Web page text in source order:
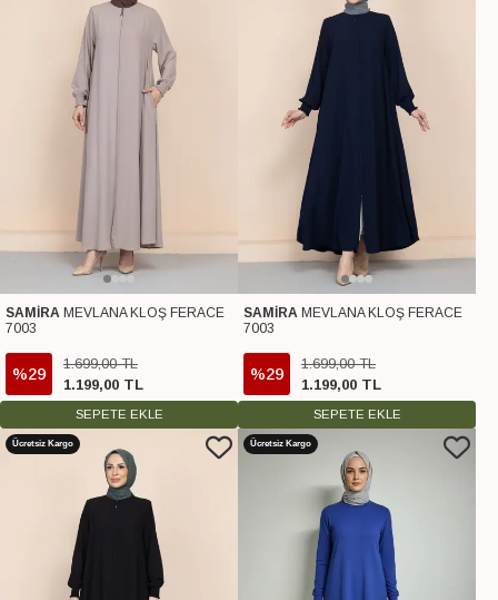
SAMİRA MEVLANA KLOŞ FERACE
7003
%29
1.699,00 TL
1.199,00 TL
SEPETE EKLE
SAMİRA MEVLANA KLOŞ FERACE
7003
%29
1.699,00 TL
1.199,00 TL
SEPETE EKLE
Ücretsiz Kargo Ücretsiz Kargo